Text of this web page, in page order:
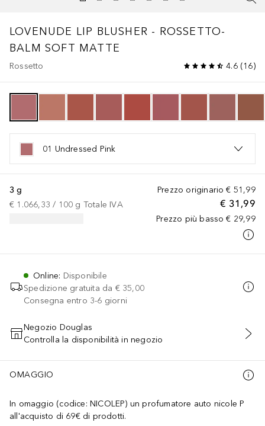
LOVENUDE LIP BLUSHER - ROSSETTO-
BALM SOFT MATTE
Rossetto 4.6(16)
01 Undressed Pink
Prezzo originario € 51,99
€ 31,99
Prezzo più basso € 29,99
3 g
€ 1.066,33 / 100 g Totale IVA
Online: Disponibile
Spedizione gratuita da € 35,00
Consegna entro 3-6 giorni
AGGIUNGI AL CARRELLO
Negozio Douglas
Controlla la disponibilità in negozio
OMAGGIO
In omaggio (codice: NICOLEP) un profumatore auto nicole P
all'acquisto di 69€ di prodotti.